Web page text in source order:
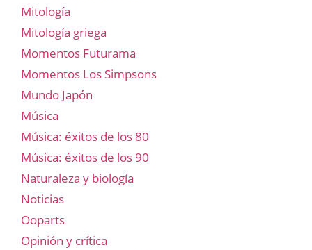
Mitología
Mitología griega
Momentos Futurama
Momentos Los Simpsons
Mundo Japón
Música
Música: éxitos de los 80
Música: éxitos de los 90
Naturaleza y biología
Noticias
Ooparts
Opinión y crítica